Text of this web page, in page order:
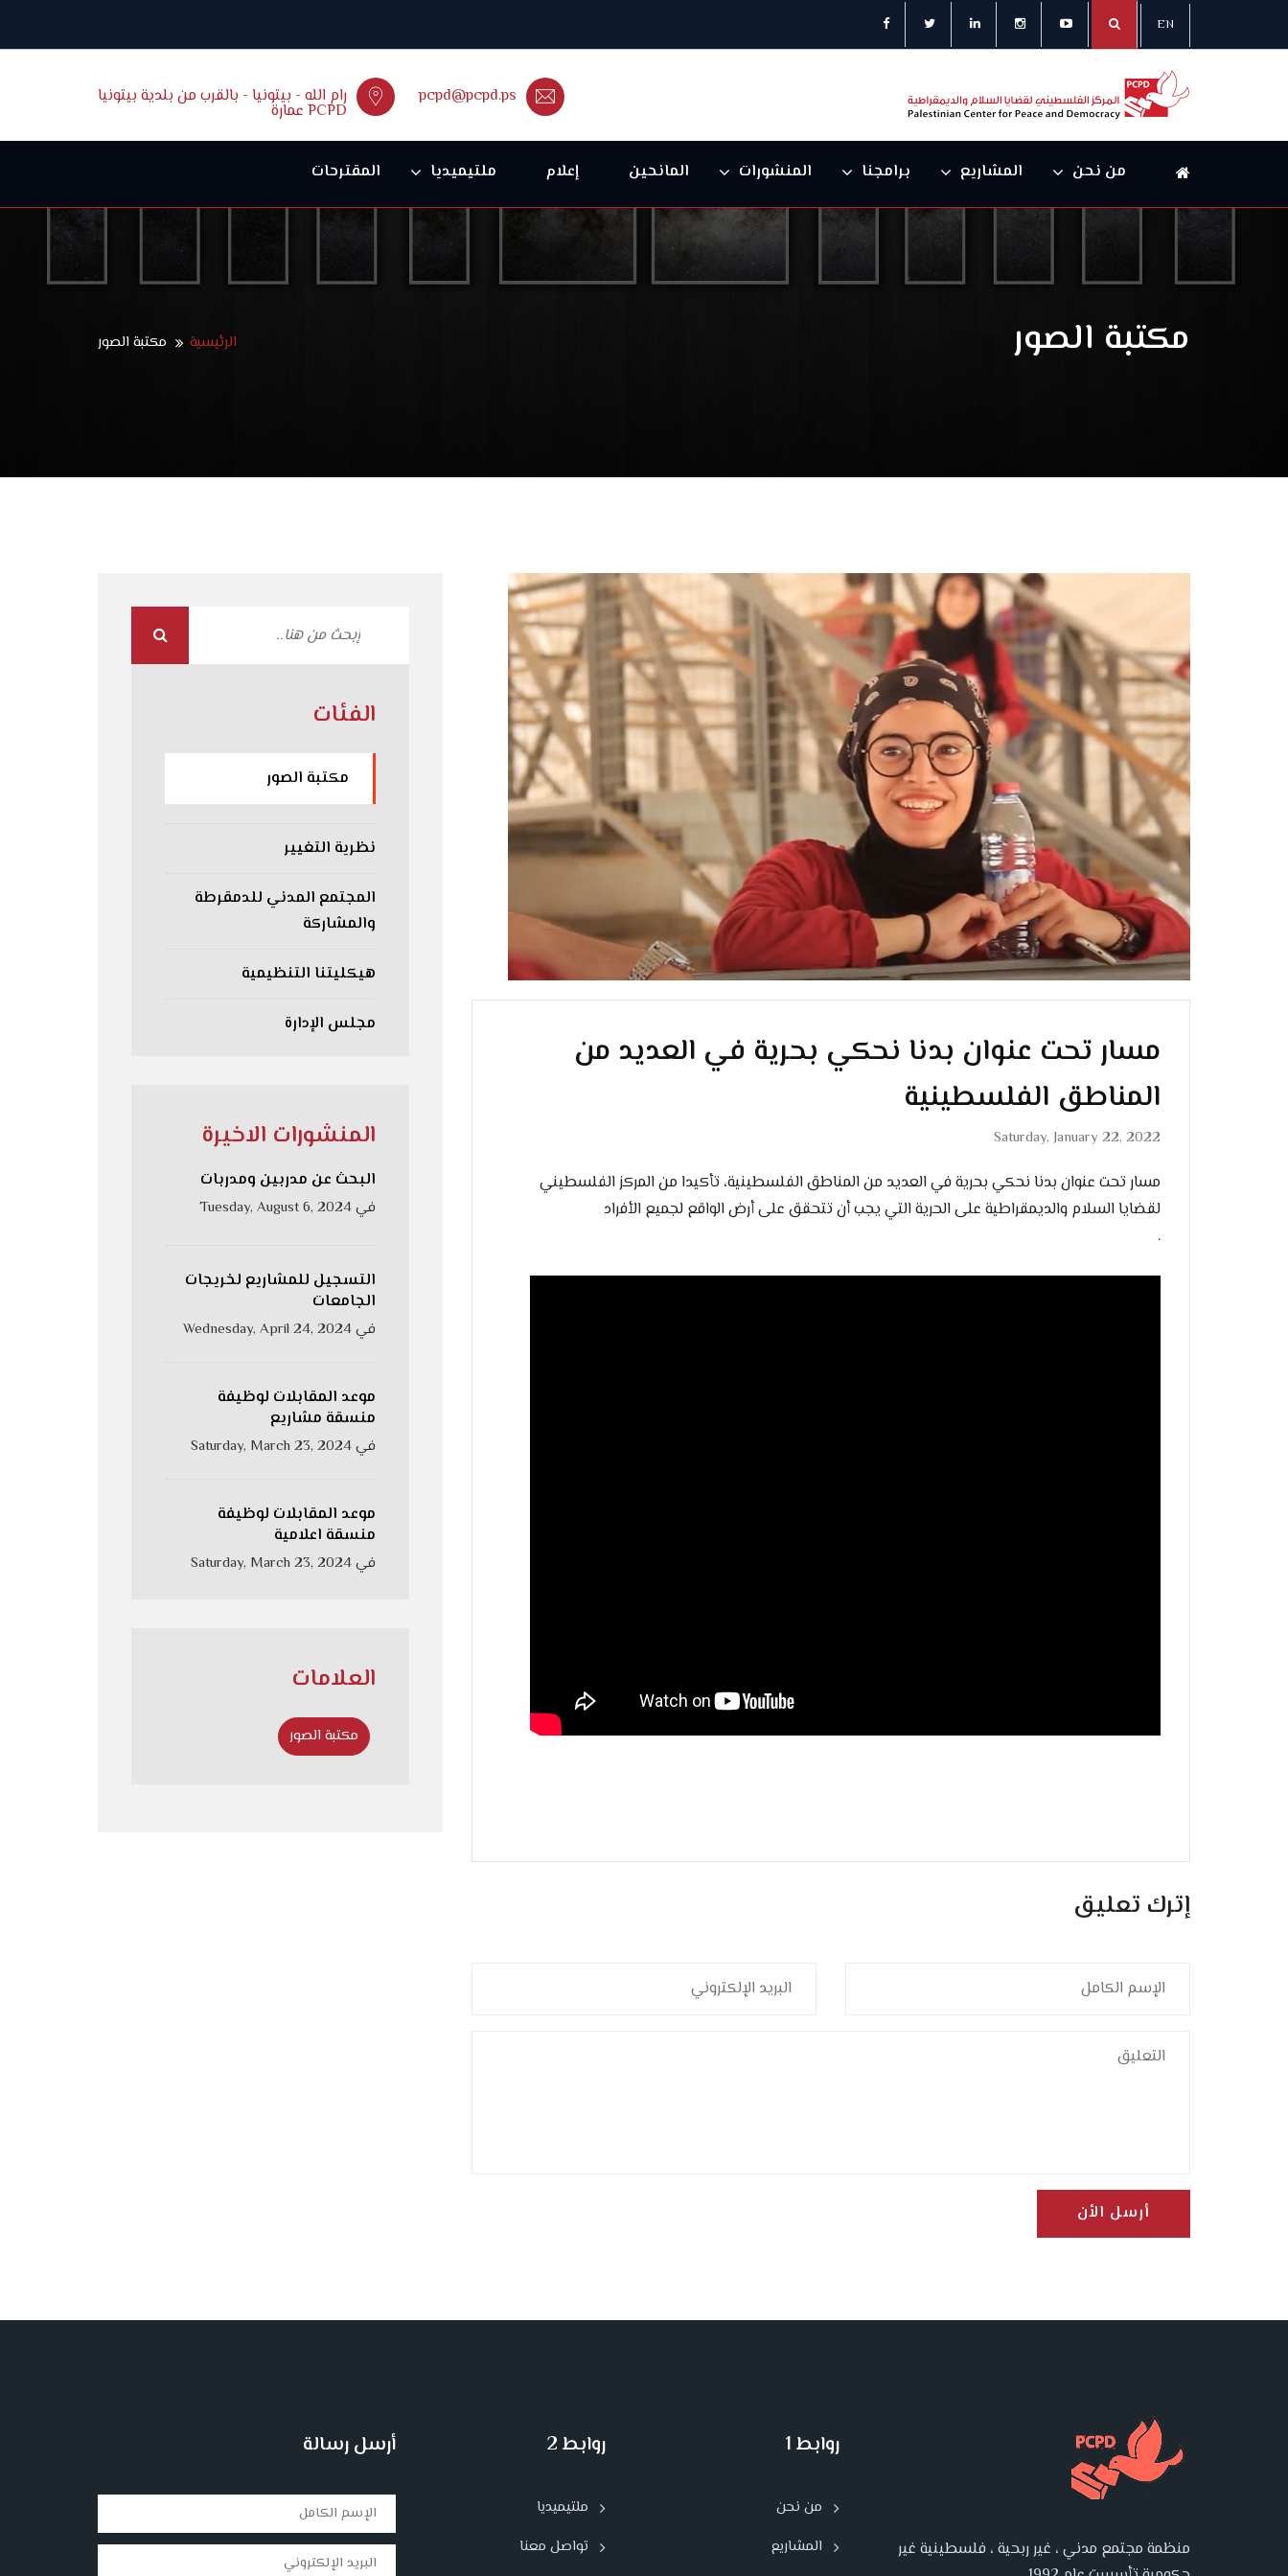
EN
pcpd@pcpd.ps رام الله - بيتونيا - بالقرب من بلدية بيتونيا
عمارة PCPD
من نحن المشاريع برامجنا المنشورات المانحين إعلام ملتيميديا المقترحات
مكتبة الصور الرئيسية مكتبة الصور
مسار تحت عنوان بدنا نحكي بحرية في العديد من
المناطق الفلسطينية
Saturday, January 22, 2022
مسار تحت عنوان بدنا نحكي بحرية في العديد من المناطق الفلسطينية، تأكيدا من المركز الفلسطيني
لقضايا السلام والديمقراطية على الحرية التي يجب أن تتحقق على أرض الواقع لجميع الأفراد
.
إترك تعليق
أرسل الأن
الفئات
مكتبة الصور
نظرية التغيير
المجتمع المدني للدمقرطة
والمشاركة
هيكليتنا التنظيمية
مجلس الإدارة
المنشورات الاخيرة
البحث عن مدربين ومدربات
فيTuesday, August 6, 2024
التسجيل للمشاريع لخريجات
الجامعات
فيWednesday, April 24, 2024
موعد المقابلات لوظيفة
منسقة مشاريع
فيSaturday, March 23, 2024
موعد المقابلات لوظيفة
منسقة اعلامية
فيSaturday, March 23, 2024
العلامات
مكتبة الصور
منظمة مجتمع مدني ، غير ربحية ، فلسطينية غير
روابط 1
من نحن
المشاريع
روابط 2
ملتيميديا
تواصل معنا
أرسل رسالة